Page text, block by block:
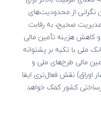
نگرانی از محدودیت‌های
صحیح، به رقابت
کاهش هزینه تأمین مالی
ملی با تکیه بر پشتوانه
مالی طرح‌های ملی و
اوراق) نقش فعال‌تری ایفا
کشور کمک خواهد